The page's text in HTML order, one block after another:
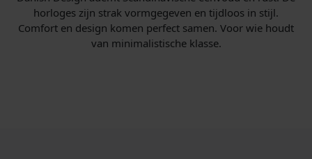
horloges zijn strak vormgegeven en tijdloos in stijl.
Comfort en design komen perfect samen. Voor wie houdt
van minimalistische klasse.